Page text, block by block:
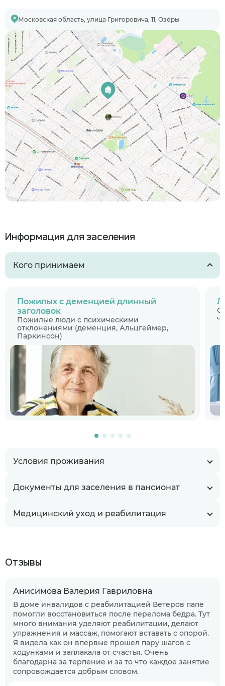
Московская область, улица Григоровича, 11, Озёры
Информация для заселения
Кого принимаем
Условия проживания
Документы для заселения в пансионат
Медицинский уход и реабилитация
Пожилых с деменцией длинный
заголовок
Пожилые люди с психическими
отклонениями (деменция, Альцгеймер,
Паркинсон)
Отзывы
Анисимова Валерия Гавриловна
В доме инвалидов с реабилитацией Ветеров папе
помогли восстановиться после перелома бедра. Тут
много внимания уделяют реабилитации, делают
упражнения и массаж, помогают вставать с опорой.
Я видела как он впервые прошел пару шагов с
ходунками и заплакала от счастья. Очень
благодарна за терпение и за то что каждое занятие
сопровождается добрым словом.
Когда планируете размещение в